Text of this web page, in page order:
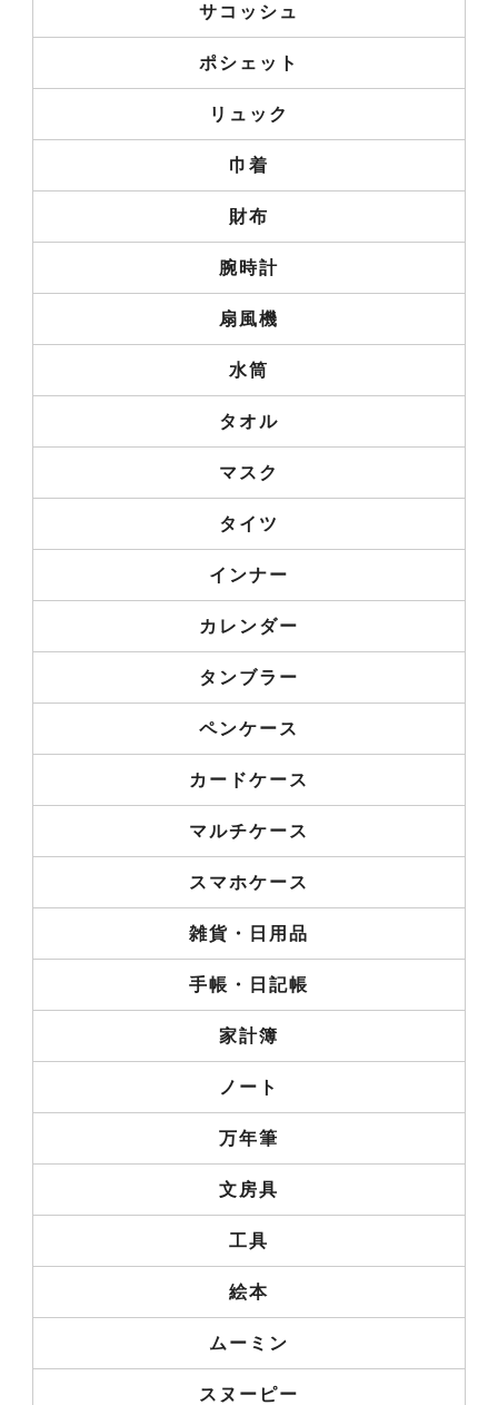
サコッシュ
ポシェット
リュック
巾着
財布
腕時計
扇風機
水筒
タオル
マスク
タイツ
インナー
カレンダー
タンブラー
ペンケース
カードケース
マルチケース
スマホケース
雑貨・日用品
手帳・日記帳
家計簿
ノート
万年筆
文房具
工具
絵本
ムーミン
スヌーピー